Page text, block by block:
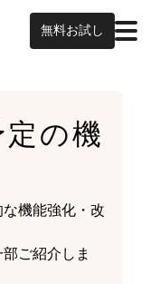
無料お試し
定の機
機能強化・改
ご紹介しま